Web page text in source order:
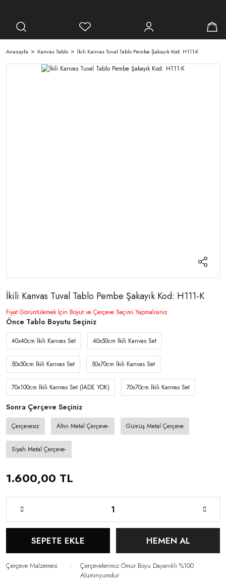
Anasayfa Kanvas Tablo İkili Kanvas Tuval Tablo Pembe Şakayık Kod: H111-K
İkili Kanvas Tuval Tablo Pembe Şakayık Kod: H111-K
Fiyat Görüntülemek İçin Boyut ve Çerçeve Seçimi Yapmalısınız
Önce Tablo Boyutu Seçiniz
40x40cm İkili Kanvas Set 40x50cm İkili Kanvas Set
50x50cm İkili Kanvas Set 50x70cm İkili Kanvas Set
70x100cm İkili Kanvas Set (İADE YOK) 70x70cm İkili Kanvas Set
Sonra Çerçeve Seçiniz
Çerçevesiz Altın Metal Çerçeve- Gümüş Metal Çerçeve
Siyah Metal Çerçeve-
1.600,00 TL
SEPETE EKLE HEMEN AL
Çerçeve Malzemesi
Çerçevelerimiz Ömür Boyu Dayanıklı %100
Alüminyumdur